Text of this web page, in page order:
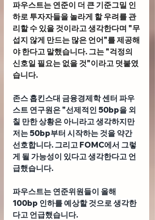
파우스트는 연준이 더 큰 기준그밀 인
하로 투자자들을 놀라게 할 우려를 관
리할 수 있을 것이라고 생각한다며 "무
섭지 않게 만드는 많은 언어"를 제공해
야 한다고 말했습니다. 그는 "걱정의
신호일 필요는 없을 것"이라고 덧붙였
습니다.
존스 홉킨스대 금융경제학 센터 파우
스트 연구원은 "선제적인 50bp을 외
칠 만한 상황은 아니라고 생각하지만
저는 50bp부터 시작하는 것을 약간
선호합니다. 그리고 FOMC에서 그렇
게 될 가능성이 있다고 생각한다고 언
급했습니다.
파우스트는 연준위원들이 올해
100bp 인하를 예상할 것으로 생각한
다고 언급했습니다.